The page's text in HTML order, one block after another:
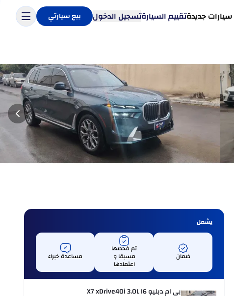
جديدةتقييم السيارةتسجيل الدخول بيع سيارتي
يشمل
ضمان
تم فحصها
مسبقا و
اعتمادها
مساعدة خبراء
بي ام دبليو X7 xDrive40i 3.0L I6